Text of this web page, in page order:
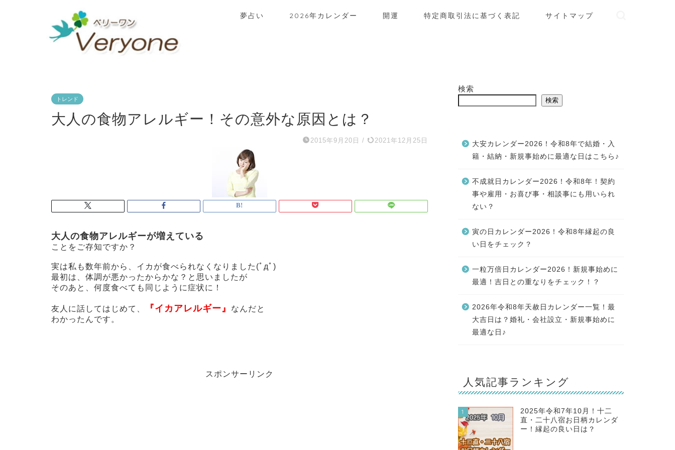
夢占い 2026年カレンダー 開運 特定商取引法に基づく表記 サイトマップ
トレンド
大人の食物アレルギー！その意外な原因とは？
2015年9月20日 / 2021年12月25日
大人の食物アレルギーが増えている
ことをご存知ですか？
実は私も数年前から、イカが食べられなくなりました(ﾟдﾟ)
最初は、体調が悪かったからかな？と思いましたが
そのあと、何度食べても同じように症状に！
友人に話してはじめて、 『イカアレルギー』
なんだと
わかったんです。
スポンサーリンク
検索
検索
大安カレンダー2026！令和8年で結婚・入
籍・結納・新規事始めに最適な日はこちら♪
不成就日カレンダー2026！令和8年！契約
事や雇用・お喜び事・相談事にも用いられ
ない？
寅の日カレンダー2026！令和8年縁起の良
い日をチェック？
一粒万倍日カレンダー2026！新規事始めに
最適！吉日との重なりをチェック！？
2026年令和8年天赦日カレンダー一覧！最
大吉日は？婚礼・会社設立・新規事始めに
最適な日♪
人気記事ランキング
1
2025年令和7年10月！十二
直・二十八宿お日柄カレンダ
ー！縁起の良い日は？